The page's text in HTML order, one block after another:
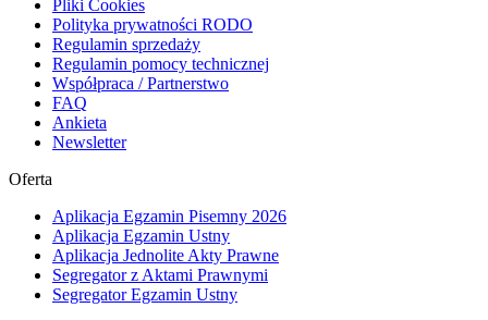
Pliki Cookies
Polityka prywatności RODO
Regulamin sprzedaży
Regulamin pomocy technicznej
Współpraca / Partnerstwo
FAQ
Ankieta
Newsletter
Oferta
Aplikacja Egzamin Pisemny 2026
Aplikacja Egzamin Ustny
Aplikacja Jednolite Akty Prawne
Segregator z Aktami Prawnymi
Segregator Egzamin Ustny